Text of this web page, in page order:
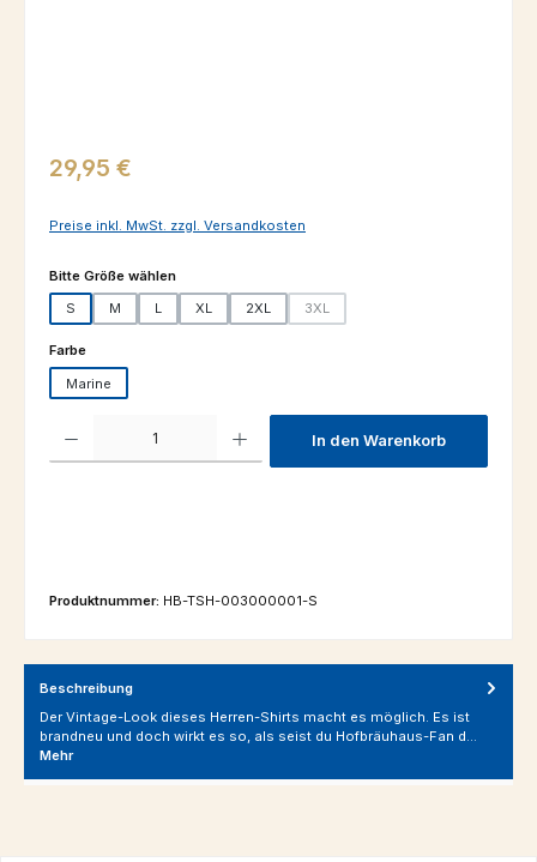
Regulärer Preis:
29,95 €
Preise inkl. MwSt. zzgl. Versandkosten
Bitte Größe wählenauswählen
S M L XL 2XL 3XL
Farbeauswählen
Marine
In den Warenkorb
Produktnummer: HB-TSH-003000001-S
Beschreibung
Der Vintage-Look dieses Herren-Shirts macht es möglich. Es ist
brandneu und doch wirkt es so, als seist du Hofbräuhaus-Fan d…
Mehr